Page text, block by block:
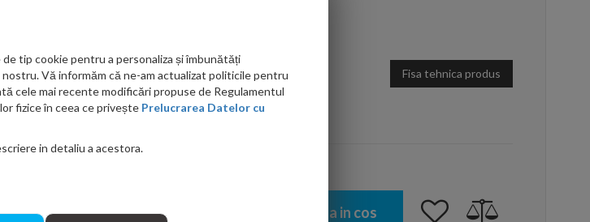
PRP: 3,361.00 RON
1,749.00 RON Fisa tehnica produs
Ati gasit in alta parte mai ieftin?
Cantitate: Adauga in cos
tip cookie pentru a personaliza și îmbunătăți
Vă informăm că ne-am actualizat politicile pentru
cele mai recente modificări propuse de Regulamentul
fizice în ceea ce privește Prelucrarea Datelor cu
in detaliu a acestora.